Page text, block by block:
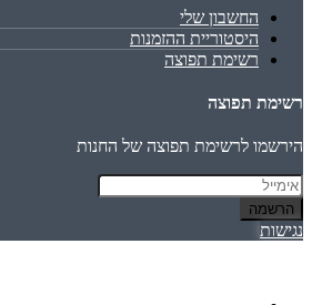
החשבון שלי
היסטוריית ההזמנות
רשימת תפוצה
רשימת תפוצה
הירשמו לרשימת תפוצה של החנות
הרשמה
נגישות